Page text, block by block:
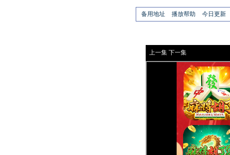
备用地址 播放帮助 今日更新
上一集 下一集